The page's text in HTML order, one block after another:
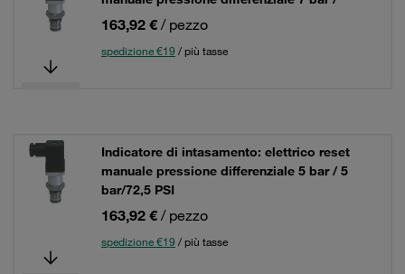
163,92 € / pezzo
spedizione €19 / più tasse
Indicatore di intasamento: elettrico reset
manuale pressione differenziale 5 bar / 5
bar/72,5 PSI
163,92 € / pezzo
spedizione €19 / più tasse